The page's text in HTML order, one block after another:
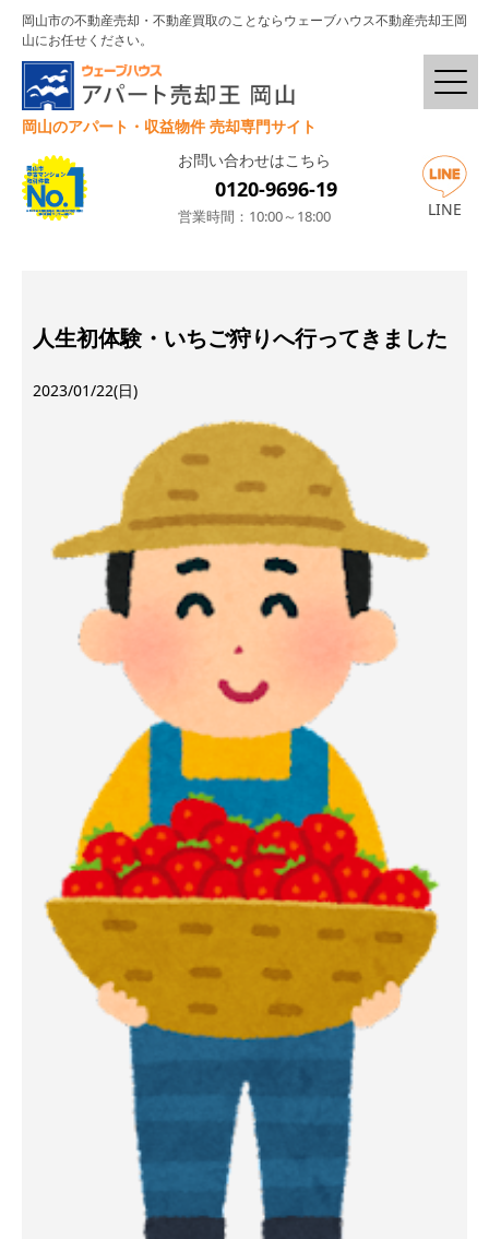
岡山市の不動産売却・不動産買取のことならウェーブハウス不動産売却王岡
山にお任せください。
岡山のアパート・収益物件 売却専門サイト
お問い合わせはこちら
0120-9696-19
営業時間：10:00～18:00 LINE
人生初体験・いちご狩りへ行ってきました
2023/01/22(日)